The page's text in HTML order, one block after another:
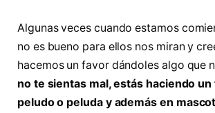
Algunas veces cuando estamos
no es bueno para ellos nos miran y
hacemos un favor dándoles algo que
no te sientas mal, estás haciendo un
peludo o peluda y además en